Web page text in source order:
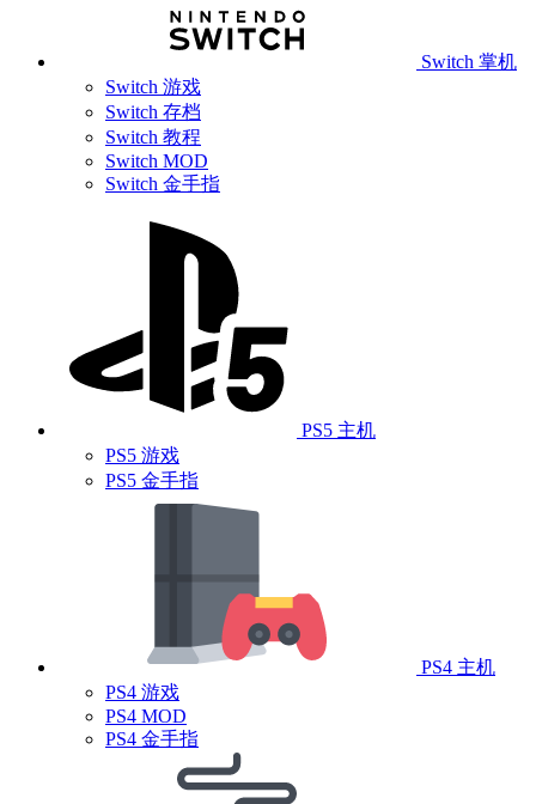
Switch 掌机
Switch 游戏
Switch 存档
Switch 教程
Switch MOD
Switch 金手指
PS5 主机
PS5 游戏
PS5 金手指
PS4 主机
PS4 游戏
PS4 MOD
PS4 金手指